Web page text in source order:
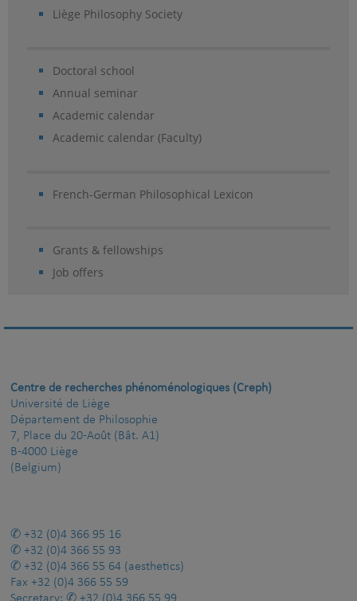
Liège Philosophy Society
Doctoral school
Annual seminar
Academic calendar
Academic calendar (Faculty)
French-German Philosophical Lexicon
Grants & fellowships
Job offers
Centre de recherches phénoménologiques (Creph)
Université de Liège
Département de Philosophie
7, Place du 20-Août (Bât. A1)
B-4000 Liège
(Belgium)
+32 (0)4 366 95 16
+32 (0)4 366 55 93
+32 (0)4 366 55 64 (aesthetics)
Fax +32 (0)4 366 55 59